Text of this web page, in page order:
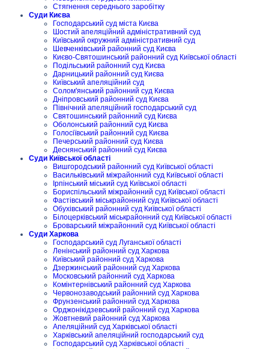
Стягнення середнього заробітку
Суди Києва
Господарський суд міста Києва
Шостий апеляційний адміністративний суд
Київський окружний адміністративний суд
Шевченківський районний суд Києва
Києво-Святошинський районний суд Київської області
Подільський районний суд Києва
Дарницький районний суд Києва
Київський апеляційний суд
Солом'янський районний суд Києва
Дніпровський районний суд Києва
Північний апеляційний господарський суд
Святошинський районний суд Києва
Оболонський районний суд Києва
Голосіївський районний суд Києва
Печерський районний суд Києва
Деснянський районний суд Києва
Суди Київської області
Вишгородський районний суд Київської області
Васильківський міжрайонний суд Київської області
Ірпінський міський суд Київської області
Бориспільський міжрайонний суд Київської області
Фастівський міськрайонний суд Київської області
Обухівський районний суд Київської області
Білоцерківський міськрайонний суд Київської області
Броварський міжрайонний суд Київської області
Суди Харкова
Господарський суд Луганської області
Ленінський районний суд Харкова
Київський районний суд Харкова
Дзержинський районний суд Харкова
Московський районний суд Харкова
Комінтернівський районний суд Харкова
Червонозаводський районний суд Харкова
Фрунзенський районний суд Харкова
Орджонікідзевський районний суд Харкова
Жовтневий районний суд Харкова
Апеляційний суд Харківської області
Харківський апеляційний господарський суд
Господарський суд Харківської області